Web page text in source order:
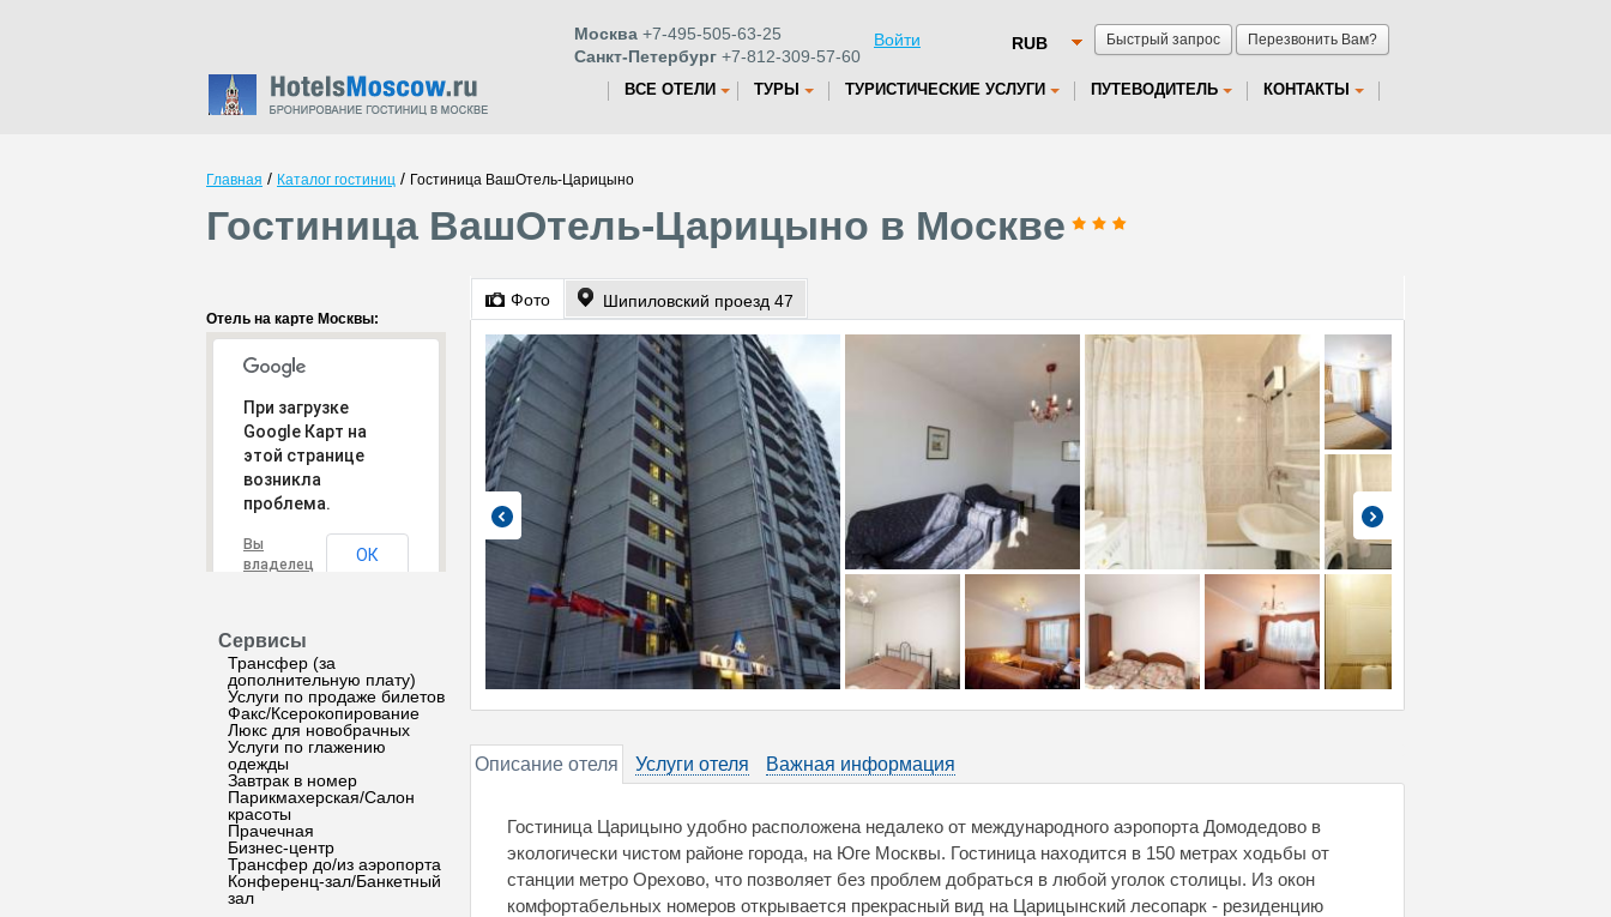
Быстрый запрос Перезвонить Вам?
Москва +7-495-505-63-25
Санкт-Петербург +7-812-309-57-60
Войти
ВСЕ ОТЕЛИ ТУРЫ ТУРИСТИЧЕСКИЕ УСЛУГИ ПУТЕВОДИТЕЛЬ КОНТАКТЫ
Главная / Каталог гостиниц / Гостиница ВашОтель-Царицыно
Гостиница ВашОтель-Царицыно в Москве
Отель на карте Москвы:
При загрузке
Google Карт на
этой странице
возникла
проблема.
Вы
владелец
ОК
Сервисы
Трансфер (за
дополнительную плату)
Услуги по продаже билетов
Факс/Ксерокопирование
Люкс для новобрачных
Услуги по глажению
одежды
Завтрак в номер
Парикмахерская/Салон
красоты
Прачечная
Бизнес-центр
Трансфер до/из аэропорта
Конференц-зал/Банкетный
зал
Фото Шипиловский проезд 47
Описание отеля Услуги отеля Важная информация
Гостиница Царицыно удобно расположена недалеко от международного аэропорта Домодедово в
экологически чистом районе города, на Юге Москвы. Гостиница находится в 150 метрах ходьбы от
станции метро Орехово, что позволяет без проблем добраться в любой уголок столицы. Из окон
комфортабельных номеров открывается прекрасный вид на Царицынский лесопарк - резиденцию